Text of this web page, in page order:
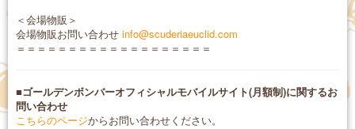
＜会場物販＞
会場物販お問い合わせ info@scuderiaeuclid.com
＝＝＝＝＝＝＝＝＝＝＝＝＝＝＝＝＝＝＝
■ゴールデンボンバーオフィシャルモバイルサイト(月額制)に関するお
問い合わせ
こちらのページからお問い合わせください。